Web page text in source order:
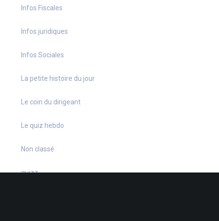
Infos Fiscales
Infos juridiques
Infos Sociales
La petite histoire du jour
Le coin du dirigeant
Le quiz hebdo
Non classé
quizz